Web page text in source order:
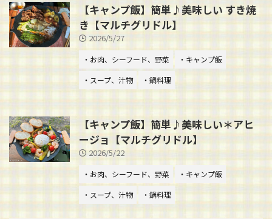
【キャンプ飯】簡単♪美味しい すき焼
き【マルチグリドル】
2026/5/27
・お肉、シーフード、野菜
・キャンプ飯
・スープ、汁物
・鍋料理
【キャンプ飯】簡単♪美味しい＊アヒ
ージョ【マルチグリドル】
2026/5/22
・お肉、シーフード、野菜
・キャンプ飯
・スープ、汁物
・鍋料理